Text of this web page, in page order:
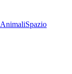
AnimaliSpazio